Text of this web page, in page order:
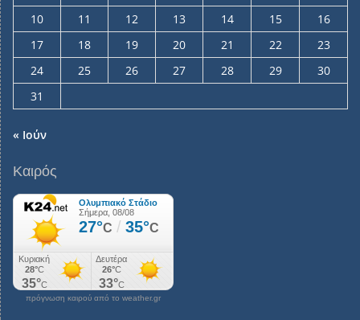
10
11 12 13 14 15
16
17
18 19 20 21 22
23
24
25 26 27 28 29
30
31
« Ιούν
Καιρός
πρόγνωση καιρού από το weather.gr